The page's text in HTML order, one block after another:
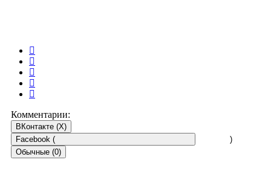
Комментарии:
ВКонтакте (X)
Facebook (
)
Обычные (0)